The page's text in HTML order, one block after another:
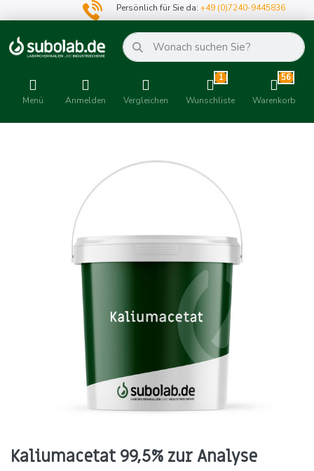
Persönlich für Sie da:+49 (0)7240-9445836
Menü Anmelden Vergleichen
1
Wunschliste
56
Warenkorb
Kaliumacetat 99,5% zur Analyse